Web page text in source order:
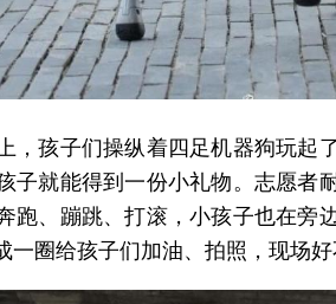
，孩子们操纵着四足机器狗玩起
子就能得到一份小礼物。志愿者
跑、蹦跳、打滚，小孩子也在旁
圈给孩子们加油、拍照，现场好